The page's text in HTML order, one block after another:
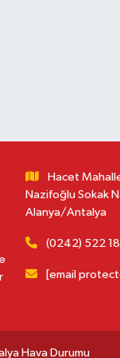
Hacet
Nazifoğlu Sokak
Alanya/Antalya
(0242) 522 18
[email
Hava Durumu